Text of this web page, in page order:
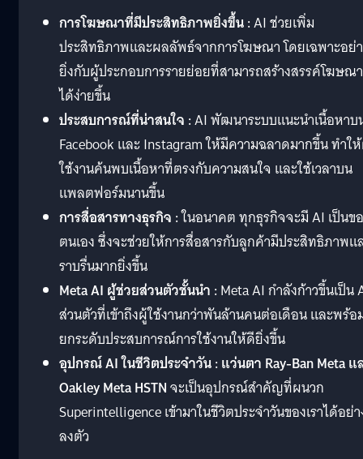
การโฆษณาที่มีประสิทธิภาพยิ่งขึ้น :AI ช่วยเพิ่ม
ประสิทธิภาพและผลลัพธ์จากการโฆษณา โดยเฉพาะอย่
ยิ่งกับผู้ประกอบการรายย่อยที่สามารถสร้างสรรค์โฆษณา
ได้ง่ายขึ้น
ประสบการณ์ที่น่าสนใจ :AI พัฒนาระบบแนะนำเนื้อหาบ
Facebook และ Instagram ให้มีความฉลาดมากขึ้น ทำใ
ใช้งานค้นพบเนื้อหาที่ตรงกับความสนใจ และใช้เวลาบน
แพลตฟอร์มนานขึ้น
การสื่อสารทางธุรกิจ :ในอนาคต ทุกธุรกิจจะมี AI เป็นข
ตนเอง ซึ่งจะช่วยให้การสื่อสารกับลูกค้ามีประสิทธิภาพแ
ราบรื่นมากยิ่งขึ้น
Meta AI ผู้ช่วยส่วนตัวชั้นนำ :Meta AI กำลังก้าวขึ้นเป็น
ส่วนตัวที่เข้าถึงผู้ใช้งานกว่าพันล้านคนต่อเดือน และพร้อ
ยกระดับประสบการณ์การใช้งานให้ดียิ่งขึ้น
อุปกรณ์ AI ในชีวิตประจำวัน :แว่นตา Ray-Ban Meta แ
Oakley Meta HSTNจะเป็นอุปกรณ์สำคัญที่ผนวก
Superintelligence เข้ามาในชีวิตประจำวันของเราได้อย่
ลงตัว